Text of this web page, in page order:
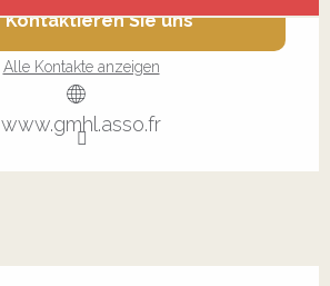
Kontaktieren Sie uns
Alle Kontakte anzeigen
www.gmhl.asso.fr